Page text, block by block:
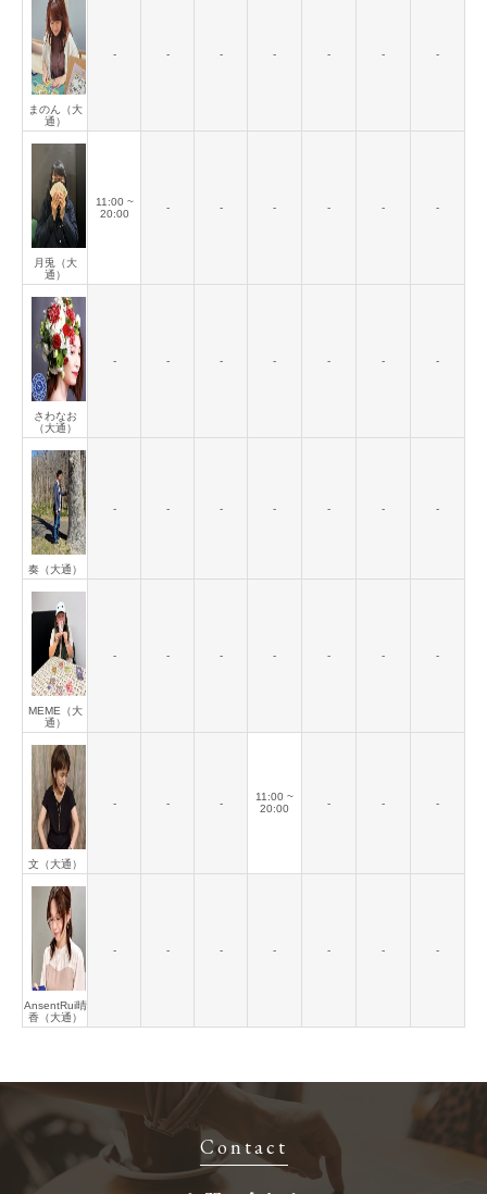
まのん（大
通）
- - - - - - -
月兎（大
通）
11:00 ~
20:00
- - - - - -
さわなお
（大通）
- - - - - - -
奏（大通）
- - - - - - -
MEME（大
通）
- - - - - - -
文（大通）
- - -
11:00 ~
20:00
- - -
AnsentRui晴
香（大通）
- - - - - - -
Contact